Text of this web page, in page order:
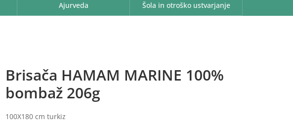
Ajurveda Šola in otroško ustvarjanje
Brisača HAMAM MARINE 100%
bombaž 206g
100X180 cm turkiz